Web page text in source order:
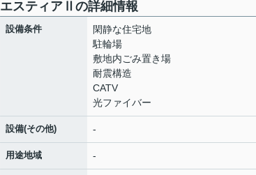
エスティアⅡの詳細情報
設備条件
閑静な住宅地
駐輪場
敷地内ごみ置き場
耐震構造
CATV
光ファイバー
設備(その他) -
用途地域 -